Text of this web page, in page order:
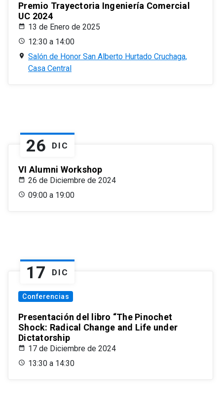
Premio Trayectoria Ingeniería Comercial
UC 2024
13 de Enero de 2025
12:30 a 14:00
Salón de Honor San Alberto Hurtado Cruchaga,
Casa Central
26 DIC
VI Alumni Workshop
26 de Diciembre de 2024
09:00 a 19:00
17 DIC
Conferencias
Presentación del libro “The Pinochet
Shock: Radical Change and Life under
Dictatorship
17 de Diciembre de 2024
13:30 a 14:30